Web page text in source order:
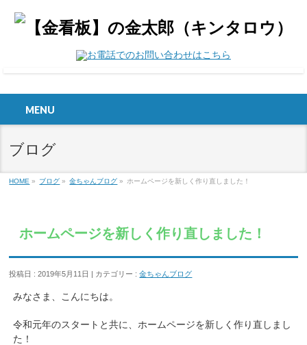
MENU
ブログ
HOME » ブログ » 金ちゃんブログ » ホームページを新しく作り直しました！
ホームページを新しく作り直しました！
投稿日 : 2019年5月11日 | カテゴリー :金ちゃんブログ
みなさま、こんにちは。
令和元年のスタートと共に、ホームページを新しく作り直しまし
た！